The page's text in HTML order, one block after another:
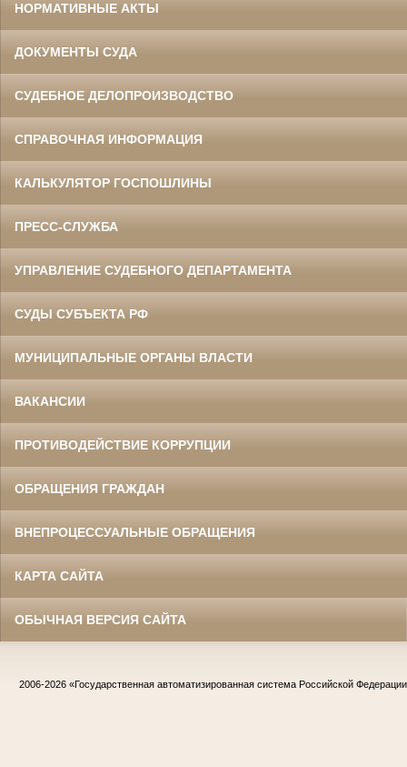
НОРМАТИВНЫЕ АКТЫ
ДОКУМЕНТЫ СУДА
СУДЕБНОЕ ДЕЛОПРОИЗВОДСТВО
СПРАВОЧНАЯ ИНФОРМАЦИЯ
КАЛЬКУЛЯТОР ГОСПОШЛИНЫ
ПРЕСС-СЛУЖБА
УПРАВЛЕНИЕ СУДЕБНОГО ДЕПАРТАМЕНТА
СУДЫ СУБЪЕКТА РФ
МУНИЦИПАЛЬНЫЕ ОРГАНЫ ВЛАСТИ
ВАКАНСИИ
ПРОТИВОДЕЙСТВИЕ КОРРУПЦИИ
ОБРАЩЕНИЯ ГРАЖДАН
ВНЕПРОЦЕССУАЛЬНЫЕ ОБРАЩЕНИЯ
КАРТА САЙТА
ОБЫЧНАЯ ВЕРСИЯ САЙТА
2006-2026 «Государственная автоматизированная система Российской